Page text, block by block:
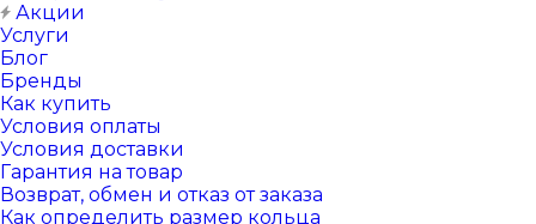
Акции
Услуги
Блог
Бренды
Как купить
Условия оплаты
Условия доставки
Гарантия на товар
Возврат, обмен и отказ от заказа
Как определить размер кольца